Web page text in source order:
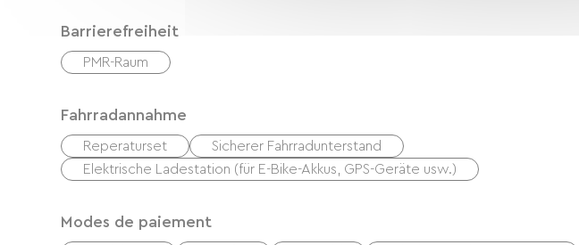
Barrierefreiheit
PMR-Raum
Fahrradannahme
Reperaturset
Sicherer Fahrradunterstand
Elektrische Ladestation (für E-Bike-Akkus, GPS-Geräte usw.)
Modes de paiement